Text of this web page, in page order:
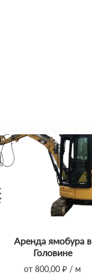
Аренда ямобура в
Головине
от 800,00 ₽ / м